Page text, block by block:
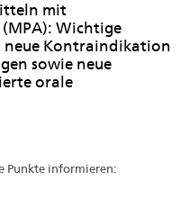
mit
Wichtige
Kontraindikation
sowie neue
orale
Punkte informieren: